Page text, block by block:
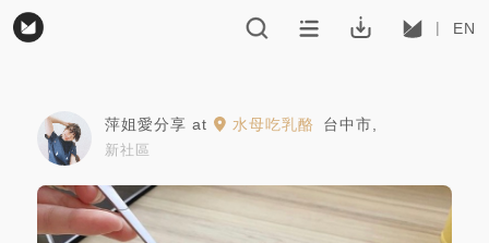
EN
萍姐愛分享 at 水母吃乳酪 台中市
新社區